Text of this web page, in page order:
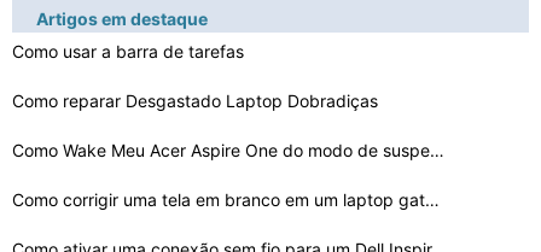
Como lidar com um StaleConnection DB2
Como limpar seu computador sem apagar Música e Imagens…
Como fazer um disco de recuperação do Windows 7 para …
Artigos em destaque
Como usar a barra de tarefas
Como reparar Desgastado Laptop Dobradiças
Como Wake Meu Acer Aspire One do modo de suspensão
Como corrigir uma tela em branco em um laptop gateway M…